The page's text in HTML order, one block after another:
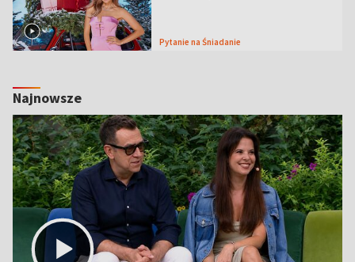
Pytanie na Śniadanie
Najnowsze